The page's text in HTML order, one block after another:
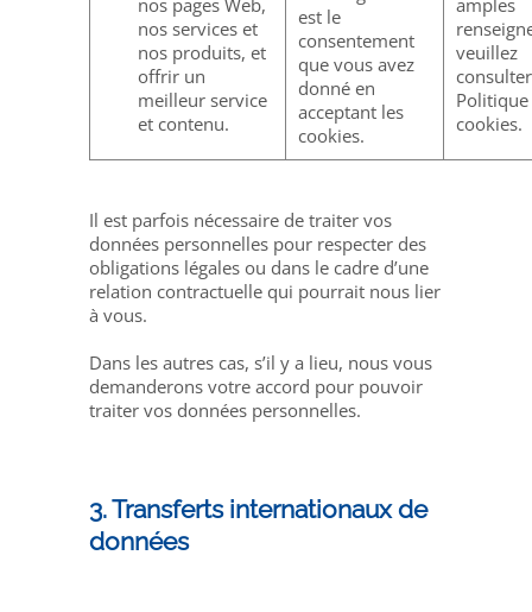
nos pages Web,
nos services et
nos produits, et
offrir un
meilleur service
et contenu.
est le
consentement
que vous avez
donné en
acceptant les
cookies.
amples
veuillez
Politique
cookies.
Il est parfois nécessaire de traiter vos
données personnelles pour respecter des
obligations légales ou dans le cadre d’une
relation contractuelle qui pourrait nous lier
à vous.
Dans les autres cas, s’il y a lieu, nous vous
demanderons votre accord pour pouvoir
traiter vos données personnelles.
3. Transferts internationaux de
données